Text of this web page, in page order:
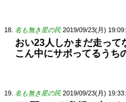
名も無き星の民 2019/09/23(月)
おい23人しかまだ走って
こん中にサボってるうち
名も無き星の民 2019/09/23(月)